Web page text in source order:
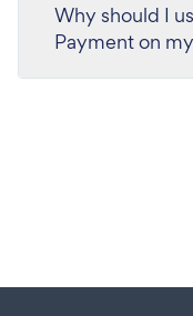
Why should I
Payment on